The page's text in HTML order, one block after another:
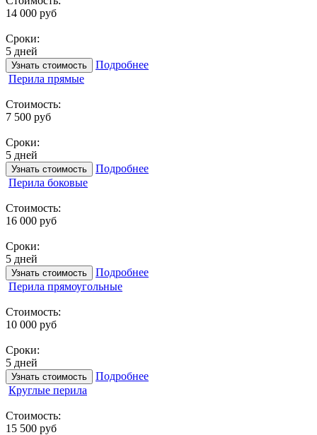
14 000 руб
Сроки:
5 дней
Узнать стоимость
Подробнее
Перила прямые
Стоимость:
7 500 руб
Сроки:
5 дней
Узнать стоимость
Подробнее
Перила боковые
Стоимость:
16 000 руб
Сроки:
5 дней
Узнать стоимость
Подробнее
Перила прямоугольные
Стоимость:
10 000 руб
Сроки:
5 дней
Узнать стоимость
Подробнее
Круглые перила
Стоимость:
15 500 руб